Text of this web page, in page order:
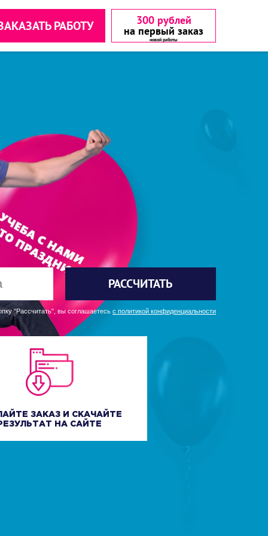
РАБОТУ 300 рублей
на первый заказ
РАССЧИТАТЬ
"Рассчитать", вы соглашаетесь с политикой конфиденциальности
ЗАКАЗ И СКАЧАЙТЕ
НА САЙТЕ
с
с